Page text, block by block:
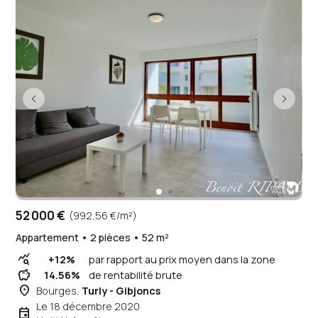
52 000 € (992,56 €/m²)
Appartement • 2 pièces • 52 m²
query_stats +12% par rapport au prix moyen dans la zone
savings 14.56% de rentabilité brute
place Bourges, Turly - Gibjoncs
event Le 18 décembre 2020